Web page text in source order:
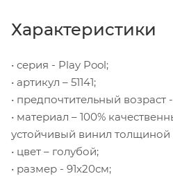
Характеристики
• серия - Play Pool;
• артикул – 51141;
• предпочтительный возраст
• материал – 100%
устойчивый винил
• цвет – голубой;
• размер - 91х20см;